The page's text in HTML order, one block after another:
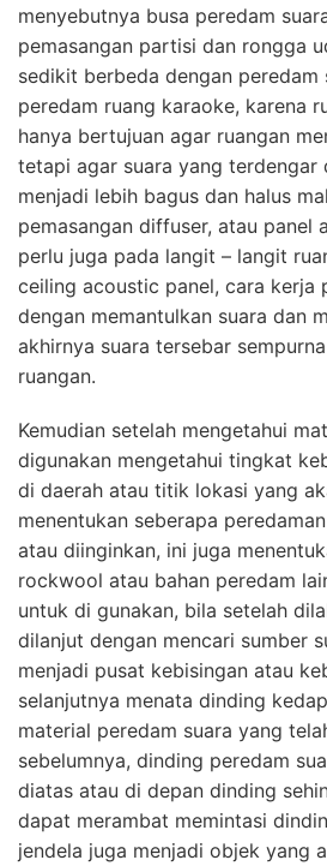
menyebutnya busa peredam
pemasangan partisi dan rongga
sedikit berbeda dengan peredam
peredam ruang karaoke, karena
hanya bertujuan agar ruangan
tetapi agar suara yang terdengar
menjadi lebih bagus dan halus
pemasangan diffuser, atau panel
perlu juga pada langit – langit
ceiling acoustic panel, cara kerja
dengan memantulkan suara dan
akhirnya suara tersebar
ruangan.
Kemudian setelah mengetahui
digunakan mengetahui tingkat
di daerah atau titik lokasi yang
menentukan seberapa
atau diinginkan, ini juga
rockwool atau bahan peredam
untuk di gunakan, bila setelah
dilanjut dengan mencari sumber
menjadi pusat kebisingan atau
selanjutnya menata dinding
material peredam suara yang
sebelumnya, dinding peredam
diatas atau di depan dinding
dapat merambat memintasi
jendela juga menjadi objek yang